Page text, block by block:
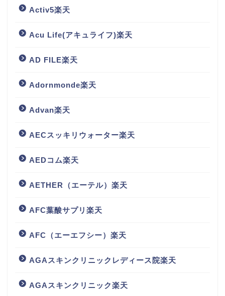
Activ5楽天
Acu Life(アキュライフ)楽天
AD FILE楽天
Adornmonde楽天
Advan楽天
AECスッキリウォーター楽天
AEDコム楽天
AETHER（エーテル）楽天
AFC葉酸サプリ楽天
AFC（エーエフシー）楽天
AGAスキンクリニックレディース院楽天
AGAスキンクリニック楽天